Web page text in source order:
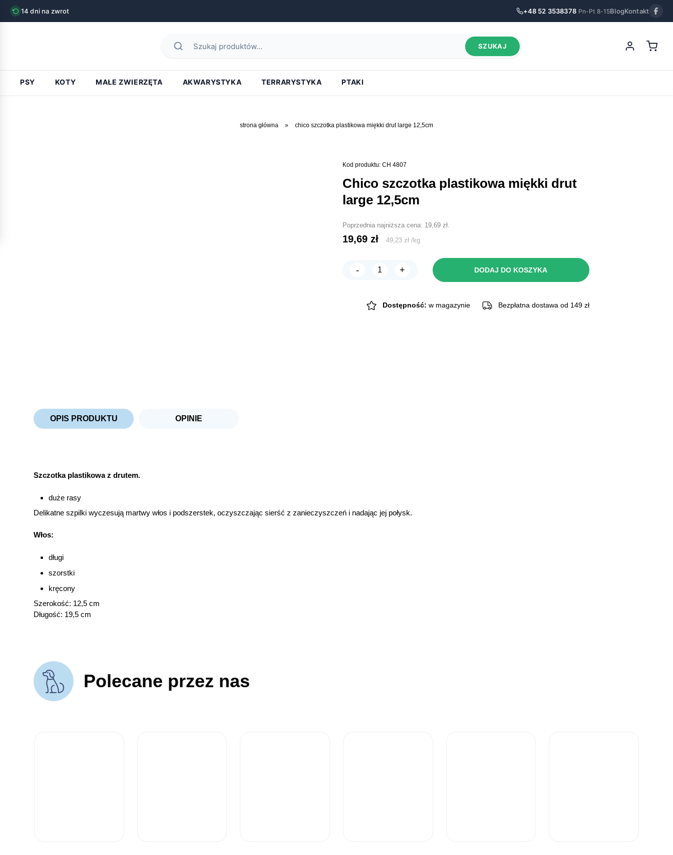
14 dni na zwrot +48 52 3538378 Pn-Pt 8-15BlogKontakt
SZUKAJ
PSY KOTY MAŁE ZWIERZĘTA AKWARYSTYKA TERRARYSTYKA PTAKI
strona główna » chico szczotka plastikowa miękki drut large 12,5cm
Kod produktu: CH 4807
chico szczotka plastikowa miękki drut
large 12,5cm
Poprzednia najniższa cena: 19,69 zł.
19,69 zł 49,23 zł /kg
-
ilość
miękki
+ DODAJ DO KOSZYKA
Dostępność: w magazynie Bezpłatna dostawa od 149 zł
OPIS PRODUKTU OPINIE
Szczotka plastikowa z drutem.
duże rasy
Delikatne szpilki wyczesują martwy włos i podszerstek, oczyszczając sierść z zanieczyszczeń i nadając jej połysk.
Włos:
długi
szorstki
kręcony
Szerokość: 12,5 cm
Długość: 19,5 cm
Polecane przez nas